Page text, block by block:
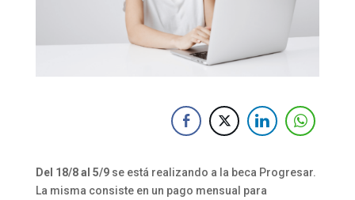
Del 18/8 al 5/9se está realizando a la beca Progresar.
La misma consiste en un pago mensual para